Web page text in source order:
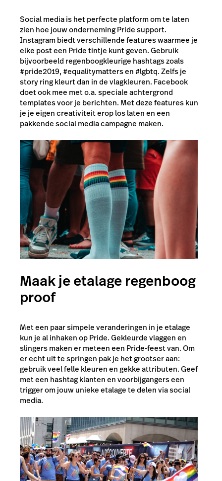
Social media is het perfecte platform om te laten
zien hoe jouw onderneming Pride support.
Instagram biedt verschillende features waarmee je
elke post een Pride tintje kunt geven. Gebruik
bijvoorbeeld regenboogkleurige hashtags zoals
#pride2019, #equalitymatters en #lgbtq. Zelfs je
story ring kleurt dan in de vlagkleuren. Facebook
doet ook mee met o.a. speciale achtergrond
templates voor je berichten. Met deze features kun
je je eigen creativiteit erop los laten en een
pakkende social media campagne maken.
Maak je etalage regenboog
proof
Met een paar simpele veranderingen in je etalage
kun je al inhaken op Pride. Gekleurde vlaggen en
slingers maken er meteen een Pride-feest van. Om
er echt uit te springen pak je het grootser aan:
gebruik veel felle kleuren en gekke attributen. Geef
met een hashtag klanten en voorbijgangers een
trigger om jouw unieke etalage te delen via social
media.